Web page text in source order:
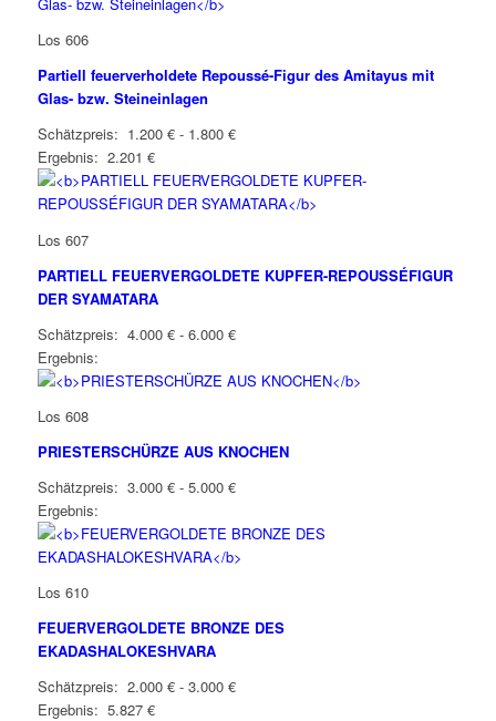
Los 606
Partiell feuerverholdete Repoussé-Figur des Amitayus mit
Glas- bzw. Steineinlagen
Schätzpreis: 1.200 € - 1.800 €
Ergebnis: 2.201 €
Los 607
PARTIELL FEUERVERGOLDETE KUPFER-REPOUSSÉFIGUR
DER SYAMATARA
Schätzpreis: 4.000 € - 6.000 €
Ergebnis:
Los 608
PRIESTERSCHÜRZE AUS KNOCHEN
Schätzpreis: 3.000 € - 5.000 €
Ergebnis:
Los 610
FEUERVERGOLDETE BRONZE DES
EKADASHALOKESHVARA
Schätzpreis: 2.000 € - 3.000 €
Ergebnis: 5.827 €